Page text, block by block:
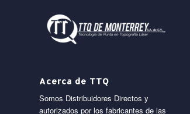
Acerca de TTQ
Somos Distribuidores Directos y
autorizados por los fabricantes de las